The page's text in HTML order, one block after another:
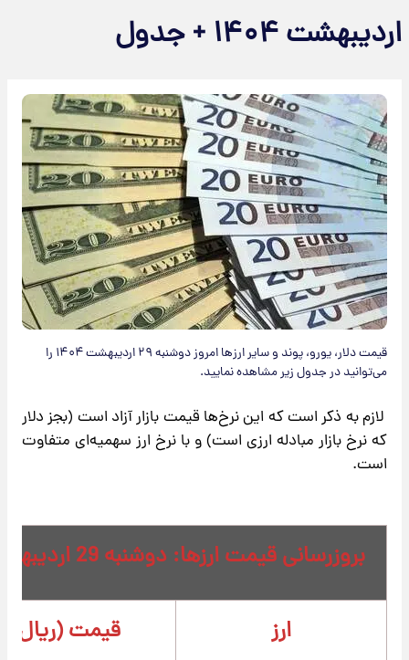
۱۴۰۴ + جدول
قیمت دلار، یورو، پوند و سایر ارز‌ها امروز دوشنبه ۲۹ اردیبهشت ۱۴۰۴ را
می‌توانید در جدول زیر مشاهده نمایید.
لازم به ذکر است که این نرخ‌ها قیمت بازار آزاد است (بجز دلار
که نرخ بازار مبادله ارزی است) و با نرخ ارز سهمیه‌ای متفاوت
است.
بروزرسانی قیمت ارزها: دوشنبه 29 اردیبهشت
ارز قیمت (ریال)